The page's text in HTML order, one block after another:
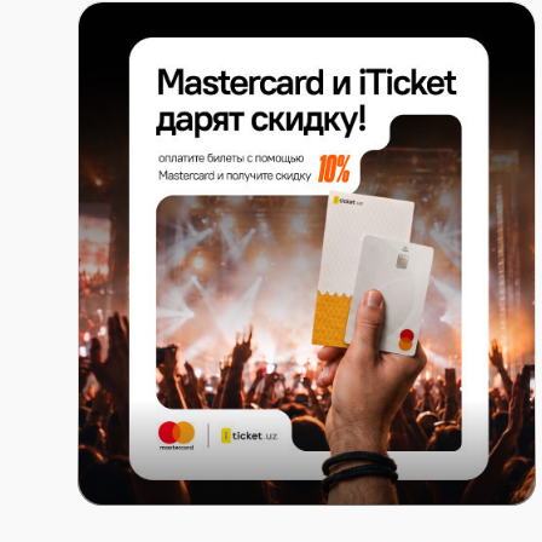
Mastercard x ITICKET.UZ